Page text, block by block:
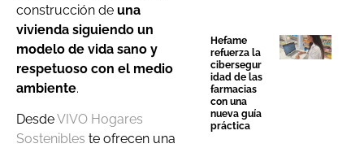
construcción de una
vivienda siguiendo un
modelo de vida sano y
respetuoso con el medio
ambiente.
DesdeVIVO Hogares
Sostenibles te ofrecen una
Hefame
refuerza la
cibersegur
idad de las
farmacias
con una
nueva guía
práctica